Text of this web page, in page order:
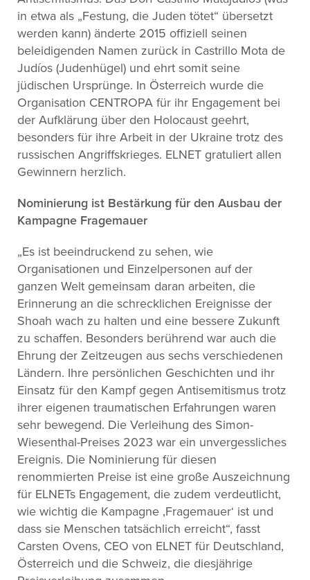
in etwa als „Festung, die Juden tötet“ übersetzt
werden kann) änderte 2015 offiziell seinen
beleidigenden Namen zurück in Castrillo Mota de
Judíos (Judenhügel) und ehrt somit seine
jüdischen Ursprünge. In Österreich wurde die
Organisation CENTROPA für ihr Engagement bei
der Aufklärung über den Holocaust geehrt,
besonders für ihre Arbeit in der Ukraine trotz des
russischen Angriffskrieges. ELNET gratuliert allen
Gewinnern herzlich.
Nominierung ist Bestärkung für den Ausbau der
Kampagne Fragemauer
„Es ist beeindruckend zu sehen, wie
Organisationen und Einzelpersonen auf der
ganzen Welt gemeinsam daran arbeiten, die
Erinnerung an die schrecklichen Ereignisse der
Shoah wach zu halten und eine bessere Zukunft
zu schaffen. Besonders berührend war auch die
Ehrung der Zeitzeugen aus sechs verschiedenen
Ländern. Ihre persönlichen Geschichten und ihr
Einsatz für den Kampf gegen Antisemitismus trotz
ihrer eigenen traumatischen Erfahrungen waren
sehr bewegend. Die Verleihung des Simon-
Wiesenthal-Preises 2023 war ein unvergessliches
Ereignis. Die Nominierung für diesen
renommierten Preise ist eine große Auszeichnung
für ELNETs Engagement, die zudem verdeutlicht,
wie wichtig die Kampagne ‚Fragemauer‘ ist und
dass sie Menschen tatsächlich erreicht“, fasst
Carsten Ovens, CEO von ELNET für Deutschland,
Österreich und die Schweiz, die diesjährige